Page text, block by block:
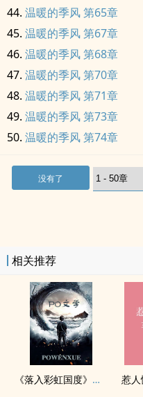
温暖的季风 第65章
温暖的季风 第67章
温暖的季风 第68章
温暖的季风 第70章
温暖的季风 第71章
温暖的季风 第73章
温暖的季风 第74章
没有了
相关推荐
《落入彩虹国度》穿越+西幻+言情 惹